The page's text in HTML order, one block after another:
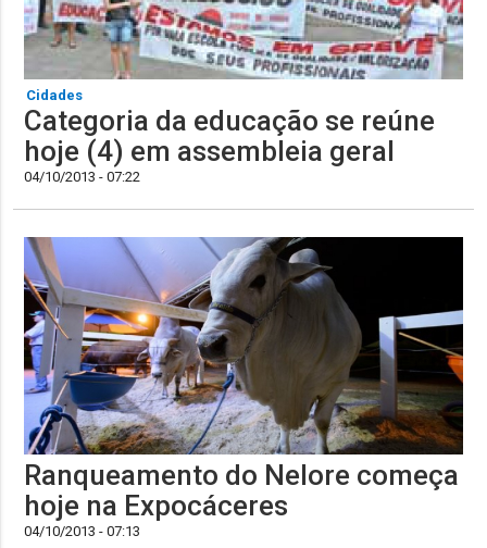
Cidades
Categoria da educação se reúne
hoje (4) em assembleia geral
04/10/2013 - 07:22
Ranqueamento do Nelore começa
hoje na Expocáceres
04/10/2013 - 07:13